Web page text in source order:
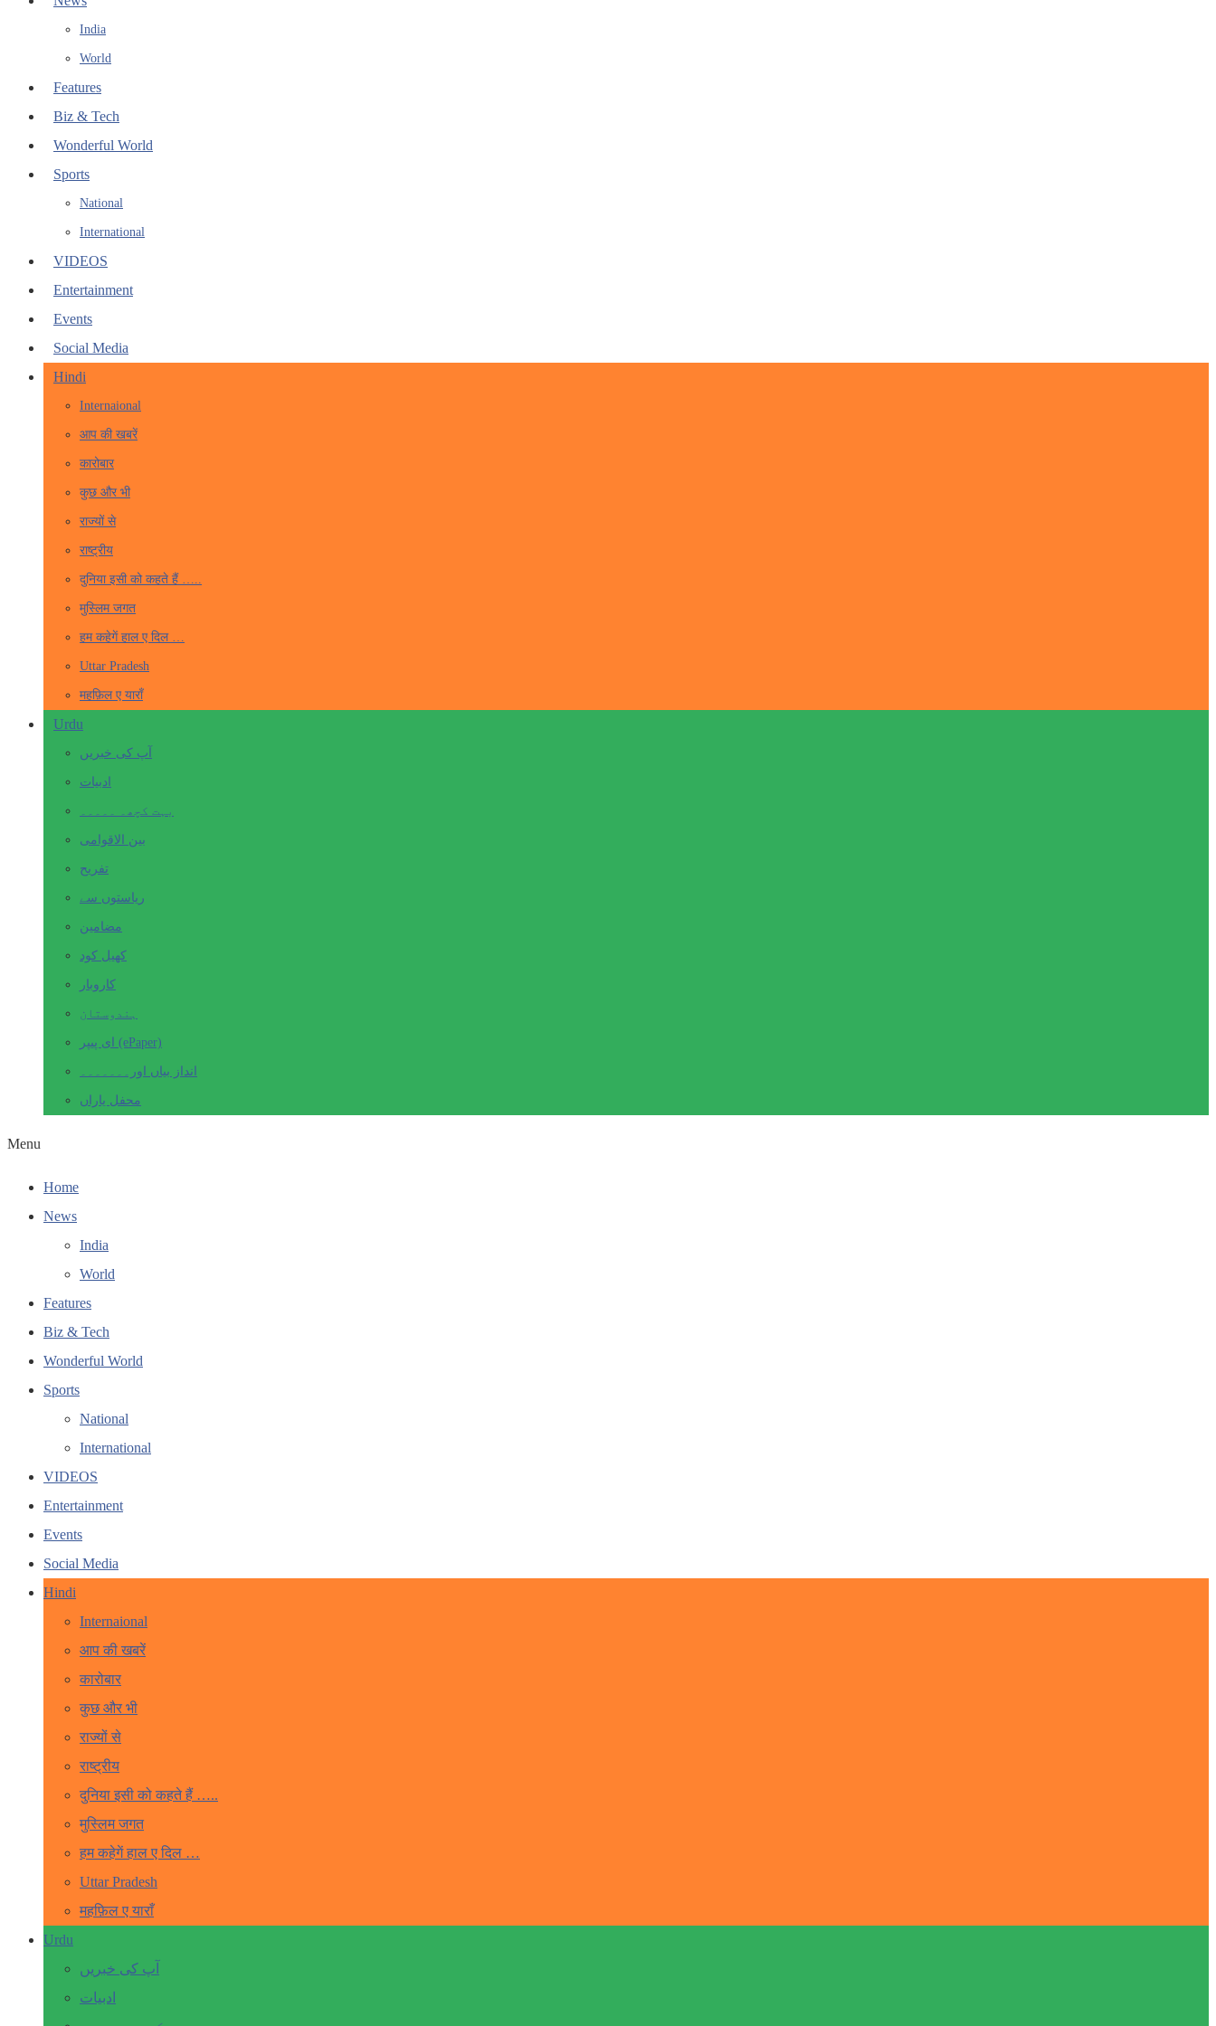
India
World
Features
Biz & Tech
Wonderful World
Sports
National
International
VIDEOS
Entertainment
Events
Social Media
Hindi
Internaional
आप की खबरें
कारोबार
कुछ और भी
राज्यों से
राष्ट्रीय
दुनिया इसी को कहते हैं …..
मुस्लिम जगत
हम कहेगें हाल ए दिल …
Uttar Pradesh
महफ़िल ए याराँ
Urdu
آپ کی خبریں
ادبیات
بہت کچھ۔ ۔۔۔۔۔
بین الاقوامی
تفریح
ریاستوں سے
مضامین
کھیل کود
کاروبار
ہندوستان
ای پیپر (ePaper)
انداز بیاں اور۔۔۔۔۔۔۔
محفل یاراں
Menu
Home
News
India
World
Features
Biz & Tech
Wonderful World
Sports
National
International
VIDEOS
Entertainment
Events
Social Media
Hindi
Internaional
आप की खबरें
कारोबार
कुछ और भी
राज्यों से
राष्ट्रीय
दुनिया इसी को कहते हैं …..
मुस्लिम जगत
हम कहेगें हाल ए दिल …
Uttar Pradesh
महफ़िल ए याराँ
Urdu
آپ کی خبریں
ادبیات